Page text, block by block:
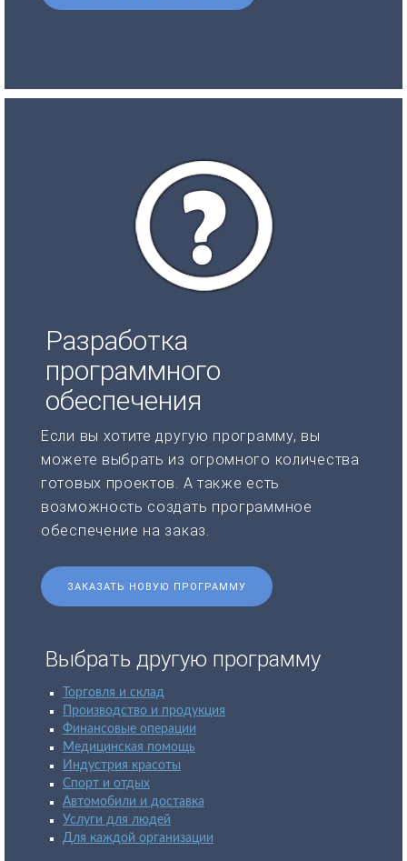
Разработка
программного
обеспечения
Если вы хотите другую программу, вы
можете выбрать из огромного количества
готовых проектов. А также есть
возможность создать программное
обеспечение на заказ.
ЗАКАЗАТЬ НОВУЮ ПРОГРАММУ
Выбрать другую программу
Торговля и склад
Производство и продукция
Финансовые операции
Медицинская помощь
Индустрия красоты
Спорт и отдых
Автомобили и доставка
Услуги для людей
Для каждой организации